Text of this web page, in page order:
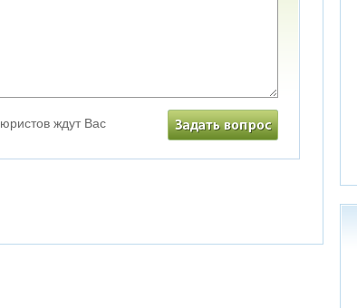
юристов ждут Вас